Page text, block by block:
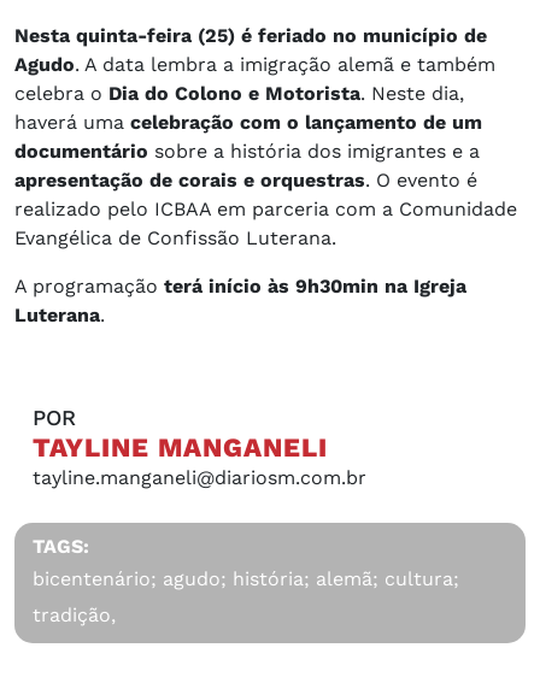
Nesta quinta-feira (25) é feriado no município de
Agudo. A data lembra a imigração alemã e também
celebra o Dia do Colono e Motorista. Neste dia,
haverá uma celebração com o lançamento de um
documentário sobre a história dos imigrantes e a
apresentação de corais e orquestras. O evento é
realizado pelo ICBAA em parceria com a Comunidade
Evangélica de Confissão Luterana.
A programação terá início às 9h30min na Igreja
Luterana.
POR
TAYLINE MANGANELI
tayline.manganeli@diariosm.com.br
TAGS:
bicentenário; agudo; história; alemã; cultura;
tradição,